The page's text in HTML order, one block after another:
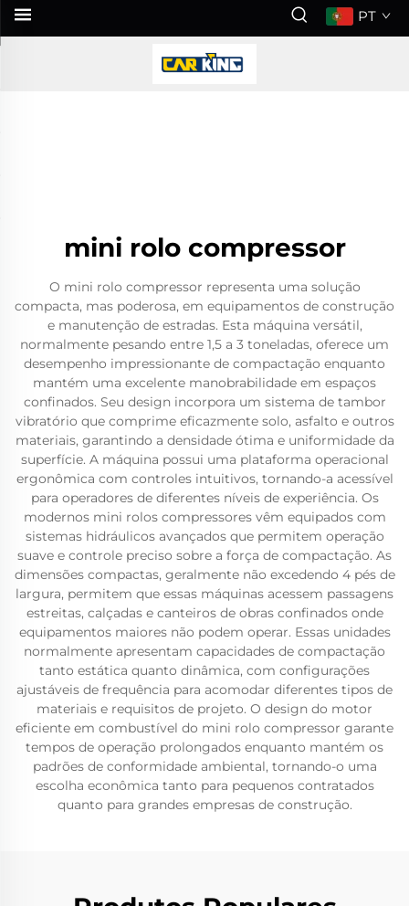
PT
mini rolo compressor
O mini rolo compressor representa uma solução
compacta, mas poderosa, em equipamentos de construção
e manutenção de estradas. Esta máquina versátil,
normalmente pesando entre 1,5 a 3 toneladas, oferece um
desempenho impressionante de compactação enquanto
mantém uma excelente manobrabilidade em espaços
confinados. Seu design incorpora um sistema de tambor
vibratório que comprime eficazmente solo, asfalto e outros
materiais, garantindo a densidade ótima e uniformidade da
superfície. A máquina possui uma plataforma operacional
ergonômica com controles intuitivos, tornando-a acessível
para operadores de diferentes níveis de experiência. Os
modernos mini rolos compressores vêm equipados com
sistemas hidráulicos avançados que permitem operação
suave e controle preciso sobre a força de compactação. As
dimensões compactas, geralmente não excedendo 4 pés de
largura, permitem que essas máquinas acessem passagens
estreitas, calçadas e canteiros de obras confinados onde
equipamentos maiores não podem operar. Essas unidades
normalmente apresentam capacidades de compactação
tanto estática quanto dinâmica, com configurações
ajustáveis de frequência para acomodar diferentes tipos de
materiais e requisitos de projeto. O design do motor
eficiente em combustível do mini rolo compressor garante
tempos de operação prolongados enquanto mantém os
padrões de conformidade ambiental, tornando-o uma
escolha econômica tanto para pequenos contratados
quanto para grandes empresas de construção.